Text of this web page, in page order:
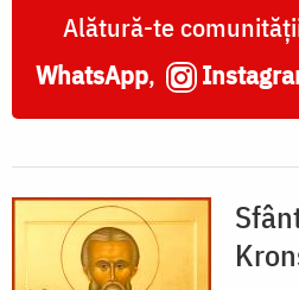
Alătură-te
WhatsApp,